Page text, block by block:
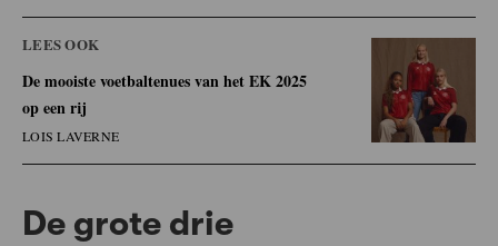
LEES OOK
De mooiste voetbaltenues van het EK 2025
op een rij
LOIS LAVERNE
De grote drie